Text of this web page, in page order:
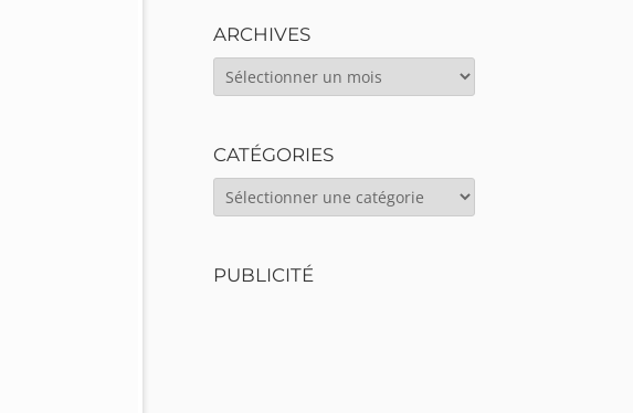
ARCHIVES
ARCHIVES
CATÉGORIES
CATÉGORIES
PUBLICITÉ